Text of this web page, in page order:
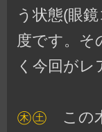
う状態(眼
度です。そ
く今回が
㊍㊏ この